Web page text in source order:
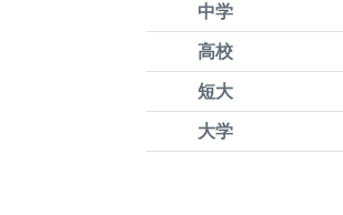
中学
高校
短大
大学